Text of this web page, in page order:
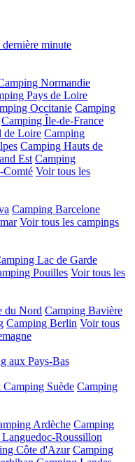
minute
Normandie
Pays de Loire
Occitanie Camping
Camping Île-de-France
de Loire Camping
Camping Hauts de
Est Camping
Comté Voir tous les
Camping Barcelone
Voir tous les campings
Lac de Garde
Pouilles Voir tous les
du Nord Camping Bavière
Camping Berlin Voir tous
aux Pays-Bas
Camping Suède Camping
Ardèche Camping
Roussillon
Côte d'Azur Camping